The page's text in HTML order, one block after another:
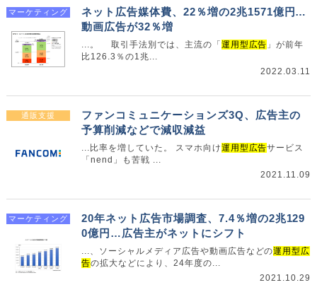
マーケティング
ネット広告媒体費、22％増の2兆1571億円…
動画広告が32％増
...。 取引手法別では、主流の「 運用型広告 」が前年
比126.3％の1兆...
2022.03.11
通販支援
ファンコミュニケーションズ3Q、広告主の
予算削減などで減収減益
...比率を増していた。 スマホ向け運用型広告サービス
「nend」も苦戦 ...
2021.11.09
マーケティング
20年ネット広告市場調査、7.4％増の2兆129
0億円…広告主がネットにシフト
...、ソーシャルメディア広告や動画広告などの運用型広
告の拡大などにより、24年度の...
2021.10.29